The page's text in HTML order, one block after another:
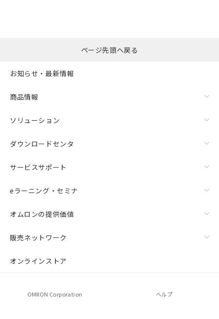
ページ先頭へ戻る
お知らせ・最新情報
商品情報
ソリューション
ダウンロードセンタ
サービスサポート
eラーニング・セミナ
オムロンの提供価値
販売ネットワーク
オンラインストア
OMRON Corporation ヘルプ